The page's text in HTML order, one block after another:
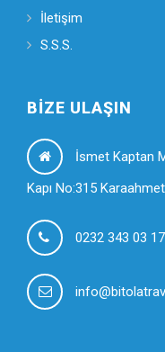
İletişim
S.S.S.
BIZE ULAŞIN
İsmet Kaptan
Kapı No:315
0232 343 03 17